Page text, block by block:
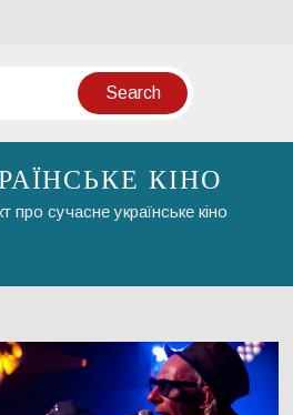
КІНО
про сучасне українське кіно